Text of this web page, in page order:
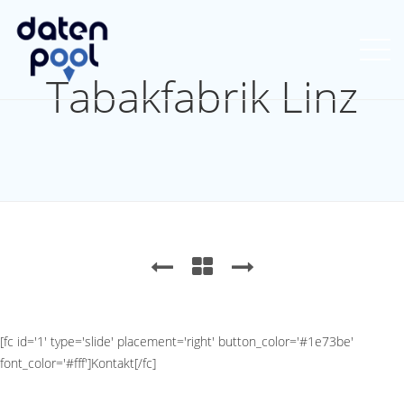
Tabakfabrik Linz
[fc id='1' type='slide' placement='right' button_color='#1e73be'
font_color='#fff']Kontakt[/fc]